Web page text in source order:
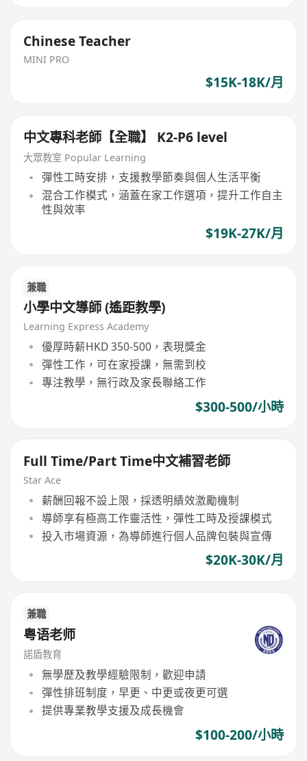
Chinese Teacher
MINI PRO
$15K-18K/月
中文專科老師【全職】 K2-P6 level
大眾教室 Popular Learning
彈性工時安排，支援教學節奏與個人生活平衡
混合工作模式，涵蓋在家工作選項，提升工作自主
性與效率
$19K-27K/月
兼職
小學中文導師 (遙距教學)
Learning Express Academy
優厚時薪HKD 350-500，表現獎金
彈性工作，可在家授課，無需到校
專注教學，無行政及家長聯絡工作
$300-500/小時
Full Time/Part Time中文補習老師
Star Ace
薪酬回報不設上限，採透明績效激勵機制
導師享有極高工作靈活性，彈性工時及授課模式
投入市場資源，為導師進行個人品牌包裝與宣傳
$20K-30K/月
兼職
粤语老师
諾盾教育
無學歷及教學經驗限制，歡迎申請
彈性排班制度，早更、中更或夜更可選
提供專業教學支援及成長機會
$100-200/小時